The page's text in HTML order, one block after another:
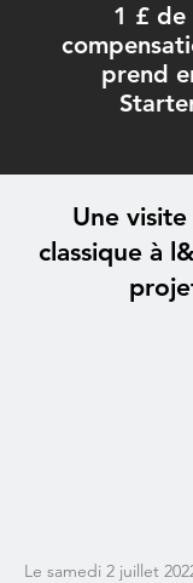
1 £ de
prend
Une
classique à
Le samedi 2 juillet